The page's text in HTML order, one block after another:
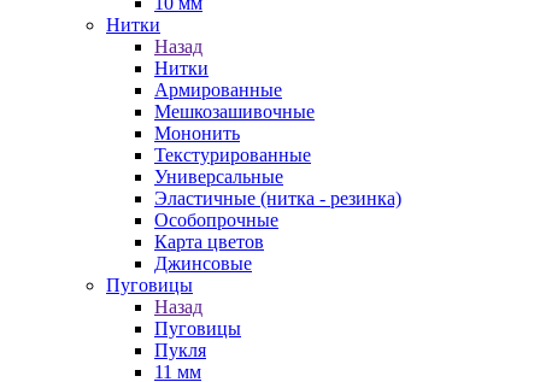
Нитки
Назад
Нитки
Армированные
Мешкозашивочные
Мононить
Текстурированные
Универсальные
Эластичные (нитка - резинка)
Особопрочные
Карта цветов
Джинсовые
Пуговицы
Назад
Пуговицы
Пукля
11 мм